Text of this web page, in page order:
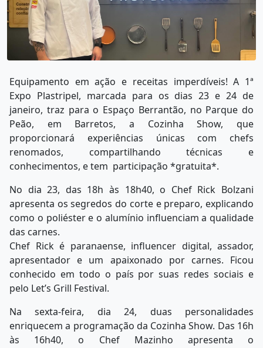
Equipamento em ação e receitas imperdíveis! A 1ª
Expo Plastripel, marcada para os dias 23 e 24 de
janeiro, traz para o Espaço Berrantão, no Parque do
Peão, em Barretos, a Cozinha Show, que
proporcionará experiências únicas com chefs
renomados, compartilhando técnicas e
conhecimentos, e tem participação *gratuita*.
No dia 23, das 18h às 18h40, o Chef Rick Bolzani
apresenta os segredos do corte e preparo, explicando
como o poliéster e o alumínio influenciam a qualidade
das carnes.
Chef Rick é paranaense, influencer digital, assador,
apresentador e um apaixonado por carnes. Ficou
conhecido em todo o país por suas redes sociais e
pelo Let’s Grill Festival.
Na sexta-feira, dia 24, duas personalidades
enriquecem a programação da Cozinha Show. Das 16h
às 16h40, o Chef Mazinho apresenta o